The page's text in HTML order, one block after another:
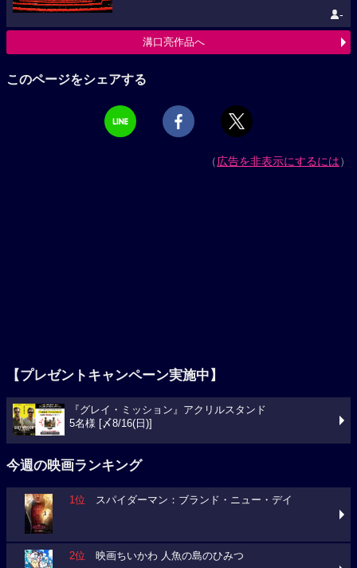
-
溝口亮作品へ
このページをシェアする
（広告を非表示にするには）
【プレゼントキャンペーン実施中】
『グレイ・ミッション』アクリルスタンド
5名様 [〆8/16(日)]
今週の映画ランキング
1位 スパイダーマン：ブランド・ニュー・デイ
2位 映画ちいかわ 人魚の島のひみつ